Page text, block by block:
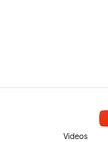
Videos